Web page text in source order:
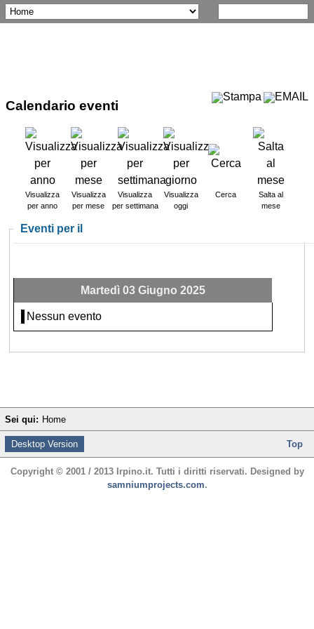
Calendario eventi
Visualizza
per anno
Visualizza
per mese
Visualizza
per settimana
Visualizza
oggi
Cerca
Salta al
mese
Eventi per il
Martedì 03 Giugno 2025
Nessun evento
Sei qui: Home
Desktop Version Top
Copyright © 2001 / 2013 Irpino.it. Tutti i diritti riservati. Designed by
samniumprojects.com.